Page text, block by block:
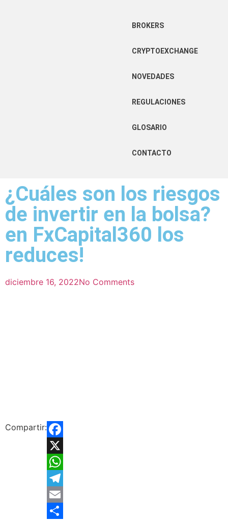
BROKERS
CRYPTOEXCHANGE
NOVEDADES
REGULACIONES
GLOSARIO
CONTACTO
¿Cuáles son los riesgos
de invertir en la bolsa?
en FxCapital360 los
reduces!
diciembre 16, 2022No Comments
Compartir:
Facebook
X
WhatsApp
Telegram
Email